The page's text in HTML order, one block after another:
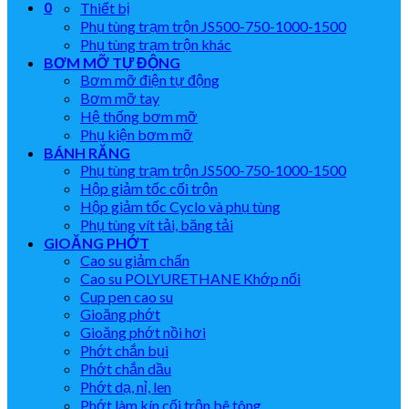
0
Thiết bị
Phụ tùng trạm trộn JS500-750-1000-1500
Phụ tùng trạm trộn khác
BƠM MỠ TỰ ĐỘNG
Bơm mỡ điện tự động
Bơm mỡ tay
Hệ thống bơm mỡ
Phụ kiện bơm mỡ
BÁNH RĂNG
Phụ tùng trạm trộn JS500-750-1000-1500
Hộp giảm tốc cối trộn
Hộp giảm tốc Cyclo và phụ tùng
Phụ tùng vít tải, băng tải
GIOĂNG PHỚT
Cao su giảm chấn
Cao su POLYURETHANE Khớp nối
Cup pen cao su
Gioăng phớt
Gioăng phớt nồi hơi
Phớt chắn bụi
Phớt chắn dầu
Phớt dạ, nỉ, len
Phớt làm kín cối trộn bê tông